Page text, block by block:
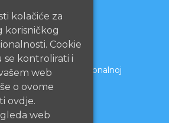
ugovor o funkcionalnoj
kolačiće za
korisničkog
Cookie
se kontrolirati i
web
o ovome
ovdje.
web